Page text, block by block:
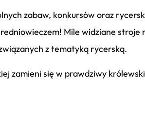
zabaw, konkursów oraz
Mile widziane
z tematyką rycerską.
zamieni się w prawdziwy